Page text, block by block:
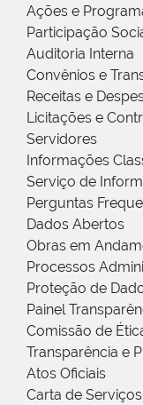
Ações e
Participação
Auditoria Interna
Convênios e
Receitas e
Licitações e
Servidores
Informações
Serviço de
Perguntas
Dados Abertos
Obras em
Processos
Proteção de
Painel
Comissão de
Transparência e
Atos Oficiais
Carta de